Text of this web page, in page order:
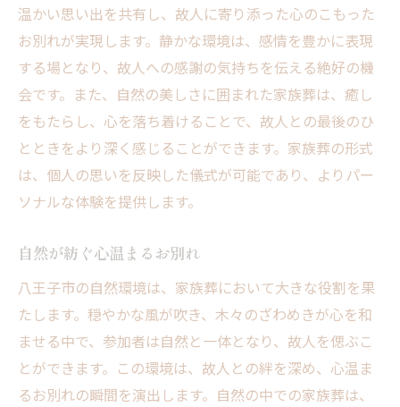
温かい思い出を共有し、故人に寄り添った心のこもった
お別れが実現します。静かな環境は、感情を豊かに表現
する場となり、故人への感謝の気持ちを伝える絶好の機
会です。また、自然の美しさに囲まれた家族葬は、癒し
をもたらし、心を落ち着けることで、故人との最後のひ
とときをより深く感じることができます。家族葬の形式
は、個人の思いを反映した儀式が可能であり、よりパー
ソナルな体験を提供します。
自然が紡ぐ心温まるお別れ
八王子市の自然環境は、家族葬において大きな役割を果
たします。穏やかな風が吹き、木々のざわめきが心を和
ませる中で、参加者は自然と一体となり、故人を偲ぶこ
とができます。この環境は、故人との絆を深め、心温ま
るお別れの瞬間を演出します。自然の中での家族葬は、